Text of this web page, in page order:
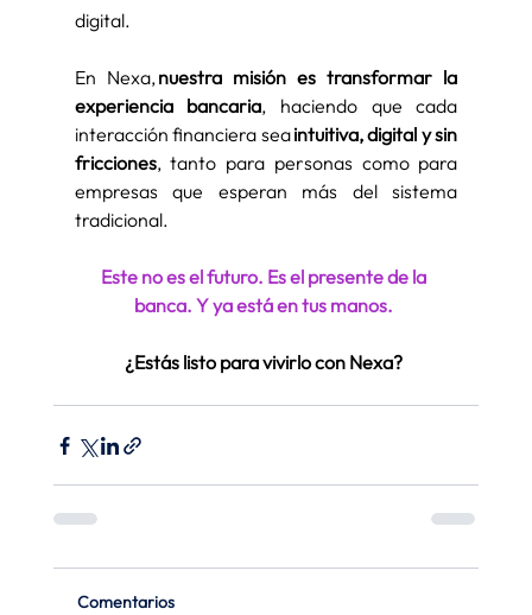
digital.
En Nexa, nuestra misión es transformar la
experiencia bancaria, haciendo que cada
interacción financiera sea intuitiva, digital y sin
fricciones, tanto para personas como para
empresas que esperan más del sistema
tradicional.
Este no es el futuro. Es el presente de la
banca. Y ya está en tus manos.
¿Estás listo para vivirlo con Nexa?
Comentarios